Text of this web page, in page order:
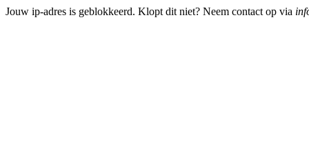
Jouw ip-adres is geblokkeerd. Klopt dit niet? Neem contact op via